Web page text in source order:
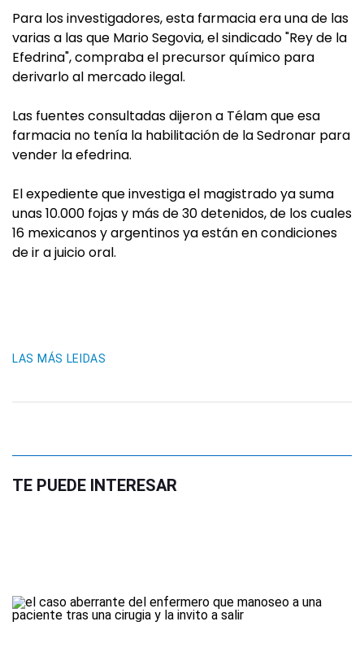
Para los investigadores, esta farmacia era una de las
varias a las que Mario Segovia, el sindicado "Rey de la
Efedrina", compraba el precursor químico para
derivarlo al mercado ilegal.
Las fuentes consultadas dijeron a Télam que esa
farmacia no tenía la habilitación de la Sedronar para
vender la efedrina.
El expediente que investiga el magistrado ya suma
unas 10.000 fojas y más de 30 detenidos, de los cuales
16 mexicanos y argentinos ya están en condiciones
de ir a juicio oral.
LAS MÁS LEIDAS
TE PUEDE INTERESAR